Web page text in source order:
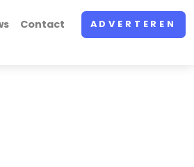
Contact ADVERTEREN